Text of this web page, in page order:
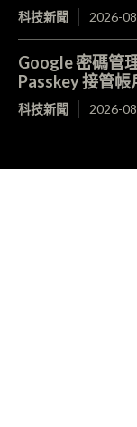
科技新聞 2026-
Google 密碼管
Passkey 接管帳
科技新聞 2026-